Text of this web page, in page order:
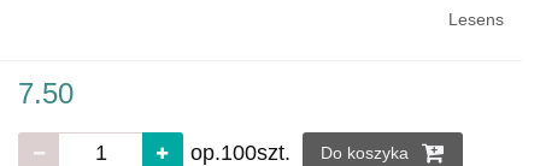
Lesens
7.50
op.100szt. Do koszyka